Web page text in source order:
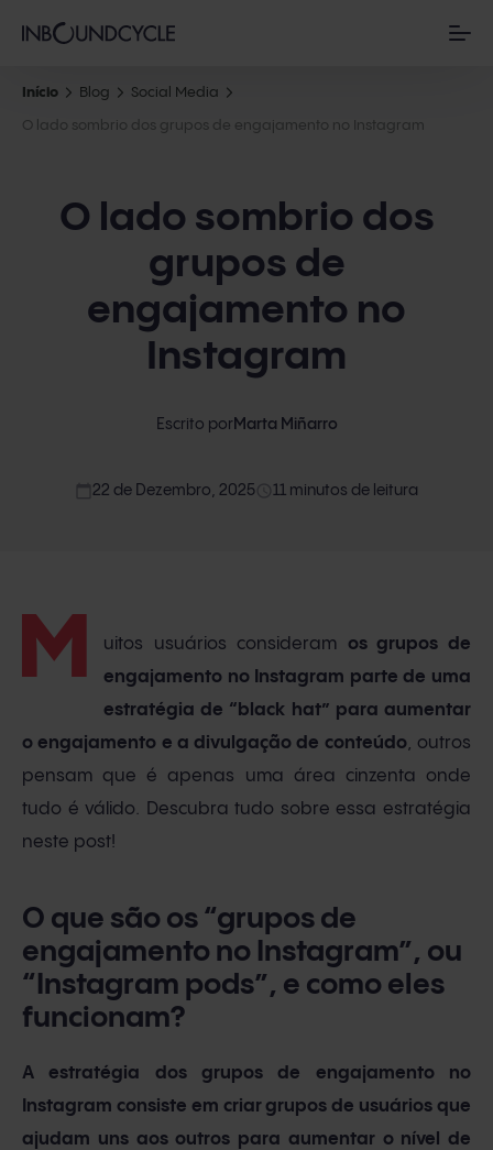
Início Blog Social Media
O lado sombrio dos grupos de engajamento no Instagram
O lado sombrio dos
grupos de
engajamento no
Instagram
Escrito porMarta Miñarro
11 minutos de leitura
22 de Dezembro, 2025
M uitos usuários consideram os grupos de
engajamento no Instagram parte de uma
estratégia de “black hat” para aumentar
o engajamento e a divulgação de conteúdo, outros
pensam que é apenas uma área cinzenta onde
tudo é válido. Descubra tudo sobre essa estratégia
neste post!
O que são os “grupos de
engajamento no Instagram”, ou
“Instagram pods”, e como eles
funcionam?
A estratégia dos grupos de engajamento no
Instagram consiste em criar grupos de usuários que
ajudam uns aos outros para aumentar o nível de